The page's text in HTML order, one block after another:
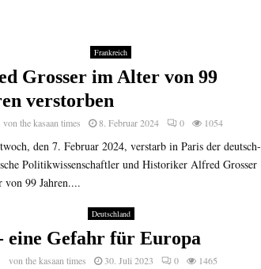
Frankreich
Grosser im Alter von 99
verstorben
von the kasaan times 8. Februar 2024 0 1054
den 7. Februar 2024, verstarb in Paris der deutsch-
Politikwissenschaftler und Historiker Alfred Grosser
99 Jahren....
Deutschland
eine Gefahr für Europa
von the kasaan times 30. Juli 2023 0 1465